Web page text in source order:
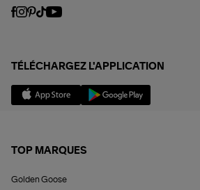
TÉLÉCHARGEZ L'APPLICATION
TOP MARQUES
Golden Goose